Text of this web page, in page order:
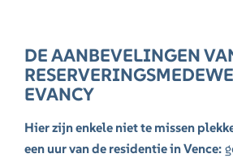
DE AANBEVELINGEN
EVANCY
Hier zijn enkele niet te missen
een uur van de residentie in Vence: